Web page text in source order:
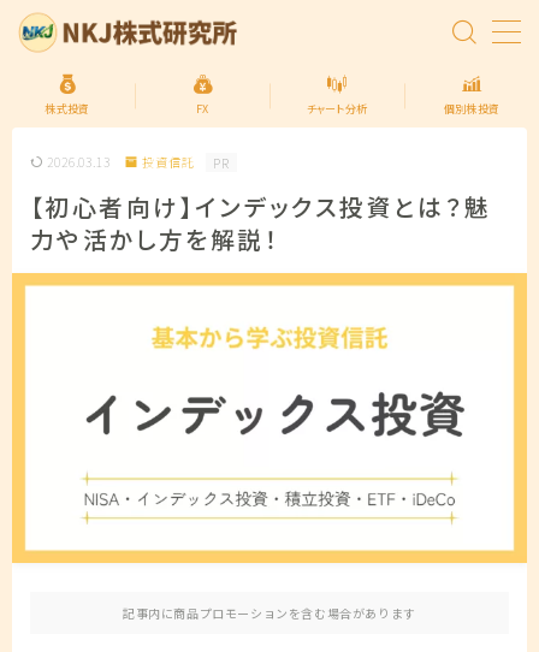
MENU
トップページ
株式投資の始め方
投資信託
プライバシーポリシー
株式投資 FX チャート分析 個別株投資
2026.03.13 投資信託 PR
【初心者向け】インデックス投資とは？魅
力や活かし方を解説！
記事内に商品プロモーションを含む場合があります